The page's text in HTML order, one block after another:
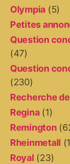
Olympia (5)
Petites
Question
(47)
Question
(230)
Recherche
Regina(1)
Remington
Rheinmetall
Royal (23)